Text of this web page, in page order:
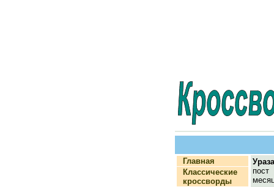
Главная
Классические
кроссворды
Ураза